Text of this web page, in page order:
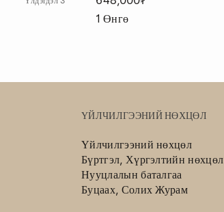
1 Өнгө
ҮЙЛЧИЛГЭЭНИЙ НӨХЦӨЛ
Үйлчилгээний нөхцөл
Бүртгэл, Хүргэлтийн нөхцөл
Нууцлалын баталгаа
Буцаах, Солих Журам